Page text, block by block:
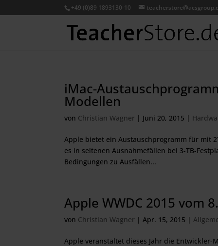
+49 (0)89 1893130-10
iMac-
Modellen
von Christian Wagner | Juni 20, 2015 |
Apple bietet ein Austauschprogramm für mit
es in seltenen Ausnahmefällen bei 3-TB-
Bedingungen zu Ausfällen...
Apple WWDC 2015 vom
von Christian Wagner | Apr. 15, 2015 |
Apple veranstaltet dieses Jahr die Entwickler-